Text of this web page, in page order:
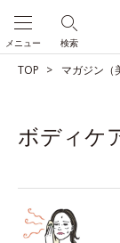
検索
メニュー
TOP マガジン（
ボディケ